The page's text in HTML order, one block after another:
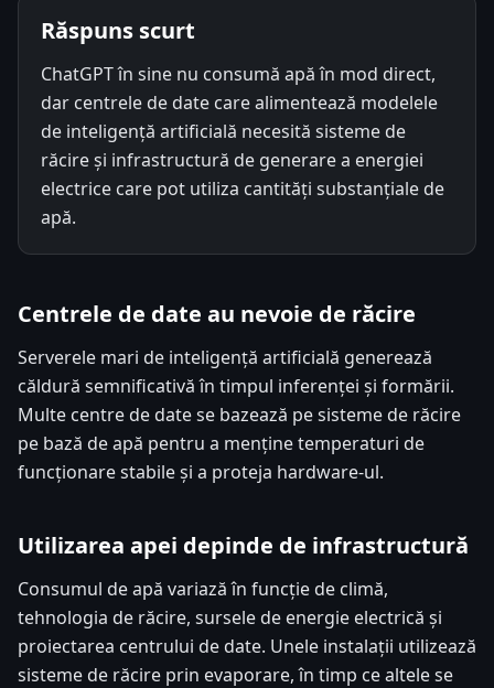
Răspuns scurt
ChatGPT în sine nu consumă apă în mod direct,
dar centrele de date care alimentează modelele
de inteligență artificială necesită sisteme de
răcire și infrastructură de generare a energiei
electrice care pot utiliza cantități substanțiale de
apă.
Centrele de date au nevoie de răcire
Serverele mari de inteligență artificială generează
căldură semnificativă în timpul inferenței și formării.
Multe centre de date se bazează pe sisteme de răcire
pe bază de apă pentru a menține temperaturi de
funcționare stabile și a proteja hardware-ul.
Utilizarea apei depinde de infrastructură
Consumul de apă variază în funcție de climă,
tehnologia de răcire, sursele de energie electrică și
proiectarea centrului de date. Unele instalații utilizează
sisteme de răcire prin evaporare, în timp ce altele se